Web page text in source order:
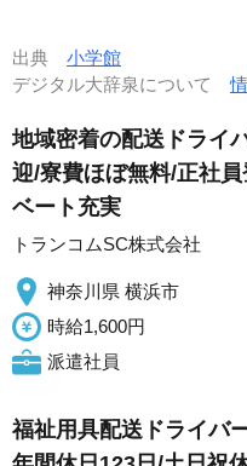
出典 小学館
デジタル大辞泉について
地域密着の配送ドライ
迎/寮費ほぼ無料/正社
ベート充実
トランコムSC株式会社
神奈川県 横浜市
時給1,600円
派遣社員
福祉用具配送ドライバ